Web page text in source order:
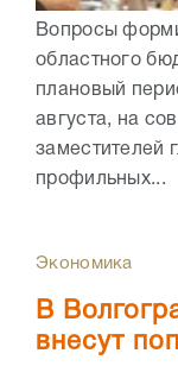
Вопросы
областного
плановый
августа, на
заместителей
профильных...
Экономика
В
внесут